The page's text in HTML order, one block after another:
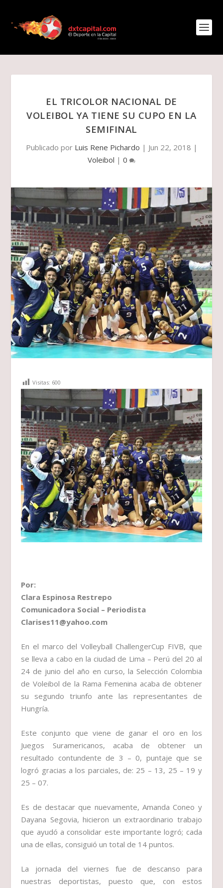
EL TRICOLOR NACIONAL DE
VOLEIBOL YA TIENE SU CUPO EN LA
SEMIFINAL
Publicado por Luis Rene Pichardo | Jun 22, 2018 |
Voleibol | 0
Visitas: 600
Por:
Clara Espinosa Restrepo
Comunicadora Social – Periodista
Clarises11@yahoo.com
En el marco del Volleyball ChallengerCup FIVB, que
se lleva a cabo en la ciudad de Lima – Perú del 20 al
24 de junio del año en curso, la Selección Colombia
de Voleibol de la Rama Femenina acaba de obtener
su segundo triunfo ante las representantes de
Hungría.
Este conjunto que viene de ganar el oro en los
Juegos Suramericanos, acaba de obtener un
resultado contundente de 3 – 0, puntaje que se
logró gracias a los parciales, de: 25 – 13, 25 – 19 y
25 – 07.
Es de destacar que nuevamente, Amanda Coneo y
Dayana Segovia, hicieron un extraordinario trabajo
que ayudó a consolidar este importante logró; cada
una de ellas, consiguió un total de 14 puntos.
La jornada del viernes fue de descanso para
nuestras deportistas, puesto que, con estos